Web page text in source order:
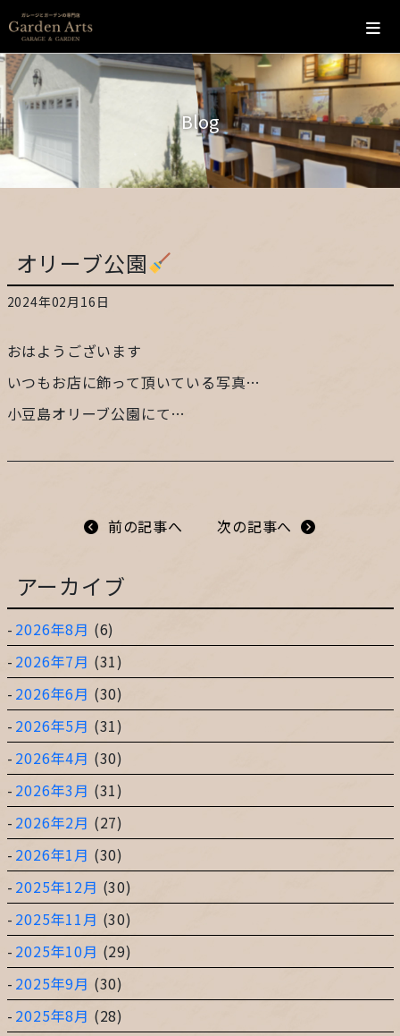
ホーム
会社概要
こだわり
施工実績
お問い合わせ
ガレージ&ガーデンのガーデンアーツ
片田舎の小さなカフェ ガーデンアーツ
Blog
オリーブ公園
2024年02月16日
おはようございます
いつもお店に飾って頂いている写真…
小豆島オリーブ公園にて…
前の記事へ 次の記事へ
アーカイブ
2026年8月 (6)
2026年7月 (31)
2026年6月 (30)
2026年5月 (31)
2026年4月 (30)
2026年3月 (31)
2026年2月 (27)
2026年1月 (30)
2025年12月 (30)
2025年11月 (30)
2025年10月 (29)
2025年9月 (30)
2025年8月 (28)